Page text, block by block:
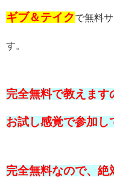
ギブ＆テイクで無料
す。
完全無料で教えます
お試し感覚で参加し
完全無料なので、絶